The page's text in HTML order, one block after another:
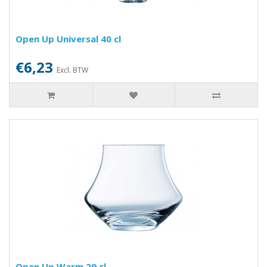
Open Up Universal 40 cl
€6,23 Excl. BTW